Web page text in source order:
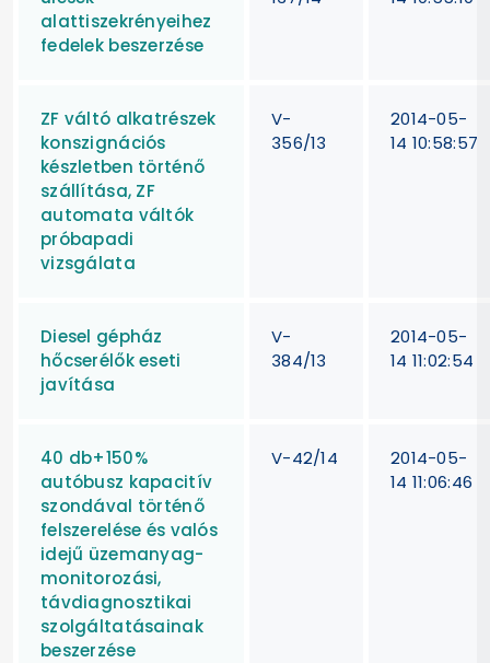
alattiszekrényeihez
fedelek beszerzése
ZF váltó alkatrészek
konszignációs
készletben történő
szállítása, ZF
automata váltók
próbapadi
vizsgálata
V-
356/13
2014-05-
14 10:58:57
Diesel gépház
hőcserélők eseti
javítása
V-
384/13
2014-05-
14 11:02:54
40 db+150%
autóbusz kapacitív
szondával történő
felszerelése és valós
idejű üzemanyag-
monitorozási,
távdiagnosztikai
szolgáltatásainak
beszerzése
V-42/14
2014-05-
14 11:06:46